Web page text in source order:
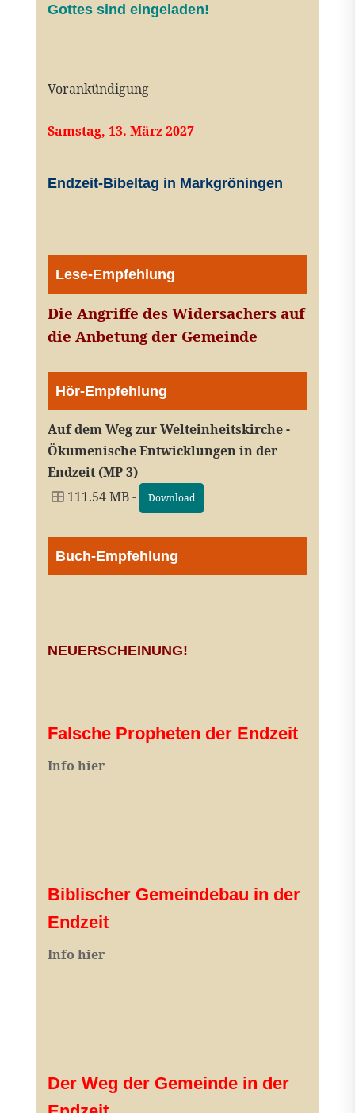
Gottes sind eingeladen!
Vorankündigung
Samstag, 13. März 2027
Endzeit-Bibeltag in Markgröningen
Lese-Empfehlung
Die Angriffe des Widersachers auf
die Anbetung der Gemeinde
Hör-Empfehlung
Auf dem Weg zur Welteinheitskirche -
Ökumenische Entwicklungen in der
Endzeit (MP 3)
111.54 MB -
Download
Buch-Empfehlung
NEUERSCHEINUNG!
Falsche Propheten der Endzeit
Info hier
Biblischer Gemeindebau in der
Endzeit
Info hier
Der Weg der Gemeinde in der